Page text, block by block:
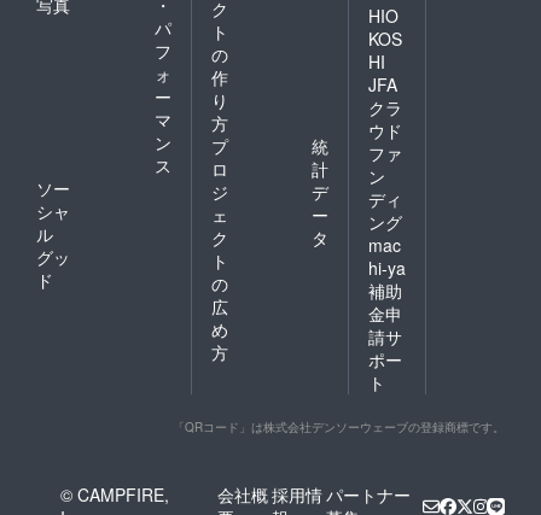
パ
フ
ォ
ー
マ
ン
ス
ソー
シャ
ル
グッ
ド
ク
ト
の
作
り
方
プ
ロ
ジ
ェ
ク
ト
の
広
め
方
統
計
デ
ー
タ
HIO
KOS
HI
JFA
クラ
ウド
ファ
ン
ディ
ング
mac
hi-ya
補助
金申
請サ
ポー
ト
「QRコード」は株式会社デンソーウェーブの登録商標です。
© CAMPFIRE,
会社概採用情パートナー